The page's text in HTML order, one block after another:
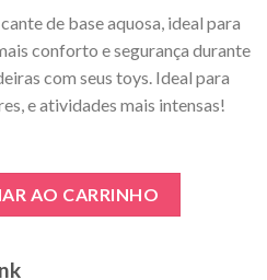
de base aquosa, ideal para
conforto e segurança durante
com seus toys. Ideal para
e atividades mais intensas!
AO CARRINHO